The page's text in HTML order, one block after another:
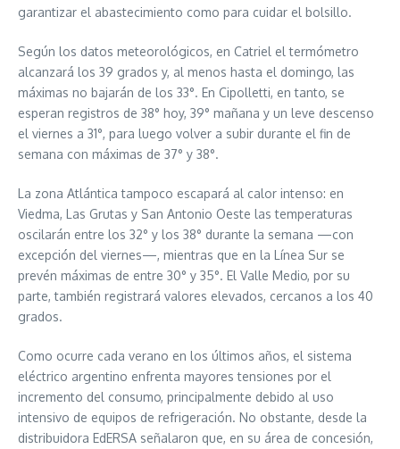
garantizar el abastecimiento como para cuidar el bolsillo.
Según los datos meteorológicos, en Catriel el termómetro
alcanzará los 39 grados y, al menos hasta el domingo, las
máximas no bajarán de los 33°. En Cipolletti, en tanto, se
esperan registros de 38° hoy, 39° mañana y un leve descenso
el viernes a 31°, para luego volver a subir durante el fin de
semana con máximas de 37° y 38°.
La zona Atlántica tampoco escapará al calor intenso: en
Viedma, Las Grutas y San Antonio Oeste las temperaturas
oscilarán entre los 32° y los 38° durante la semana —con
excepción del viernes—, mientras que en la Línea Sur se
prevén máximas de entre 30° y 35°. El Valle Medio, por su
parte, también registrará valores elevados, cercanos a los 40
grados.
Como ocurre cada verano en los últimos años, el sistema
eléctrico argentino enfrenta mayores tensiones por el
incremento del consumo, principalmente debido al uso
intensivo de equipos de refrigeración. No obstante, desde la
distribuidora EdERSA señalaron que, en su área de concesión,